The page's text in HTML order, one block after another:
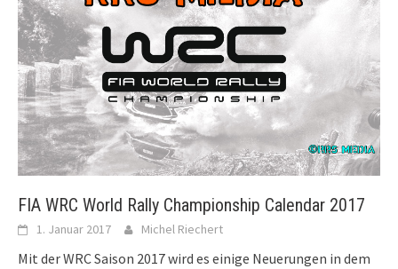
FIA WRC World Rally Championship Calendar 2017
1. Januar 2017 Michel Riechert
Mit der WRC Saison 2017 wird es einige Neuerungen in dem